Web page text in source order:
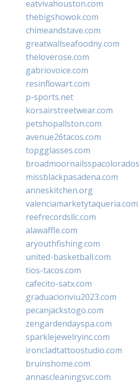
eatvivahouston.com
thebigshowok.com
chimeandstave.com
greatwallseafoodny.com
theloverose.com
gabriovoice.com
resinflowart.com
p-sports.net
korsairstreetwear.com
petshopallston.com
avenue26tacos.com
topgglasses.com
missblackpasadena.com
anneskitchen.org
valenciamarketytaqueria.com
reefrecordsllc.com
alawaffle.com
aryouthfishing.com
united-basketball.com
tios-tacos.com
cafecito-satx.com
graduacionviu2023.com
pecanjackstogo.com
zengardendayspa.com
sparklejewelryinc.com
ironcladtattoostudio.com
bruinshome.com
annascleaningsvc.com